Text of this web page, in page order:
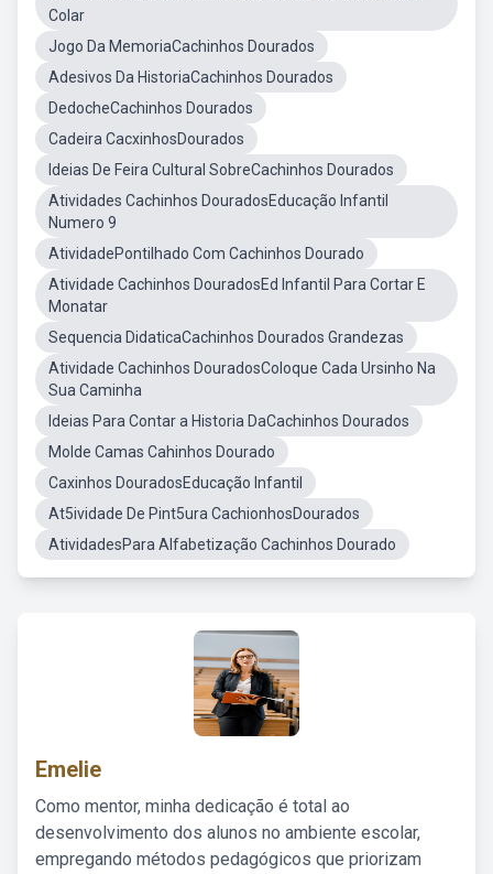
Colar
Jogo Da MemoriaCachinhos Dourados
Adesivos Da HistoriaCachinhos Dourados
DedocheCachinhos Dourados
Cadeira CacxinhosDourados
Ideias De Feira Cultural SobreCachinhos Dourados
Atividades Cachinhos DouradosEducação Infantil
Numero 9
AtividadePontilhado Com Cachinhos Dourado
Atividade Cachinhos DouradosEd Infantil Para Cortar E
Monatar
Sequencia DidaticaCachinhos Dourados Grandezas
Atividade Cachinhos DouradosColoque Cada Ursinho Na
Sua Caminha
Ideias Para Contar a Historia DaCachinhos Dourados
Molde Camas Cahinhos Dourado
Caxinhos DouradosEducação Infantil
At5ividade De Pint5ura CachionhosDourados
AtividadesPara Alfabetização Cachinhos Dourado
Emelie
Como mentor, minha dedicação é total ao
desenvolvimento dos alunos no ambiente escolar,
empregando métodos pedagógicos que priorizam